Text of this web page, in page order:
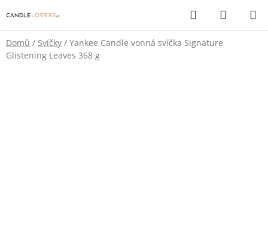
na
obsah
Hledat
KOŠÍK
Domů / Svíčky / Yankee Candle vonná svíčka Signature
Glistening Leaves 368 g